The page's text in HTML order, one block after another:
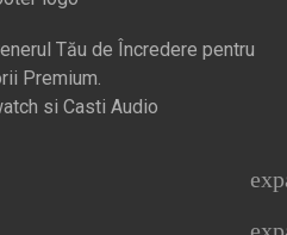
Tău de Încredere pentru
Premium.
si Casti Audio